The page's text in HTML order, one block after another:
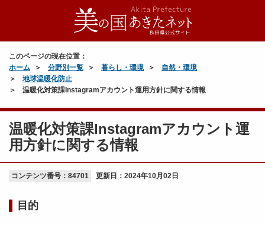
このページの現在位置：
ホーム
分野別一覧 暮らし・環境
自然・環境
地球温暖化防止
温暖化対策課Instagramアカウント運用方針に関する情報
温暖化対策課Instagramアカウント運
用方針に関する情報
コンテンツ番号：84701 更新日： 2024年10月02日
目的